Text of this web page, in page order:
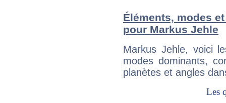
Éléments, modes
pour Markus Jehle
Markus Jehle, voici
modes dominants,
planètes et angles